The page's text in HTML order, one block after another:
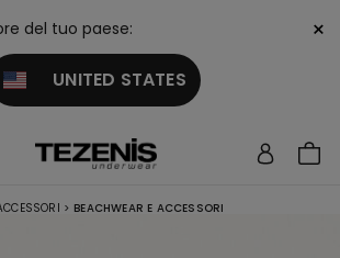
del tuo paese:
UNITED STATES
×
> BEACHWEAR E ACCESSORI